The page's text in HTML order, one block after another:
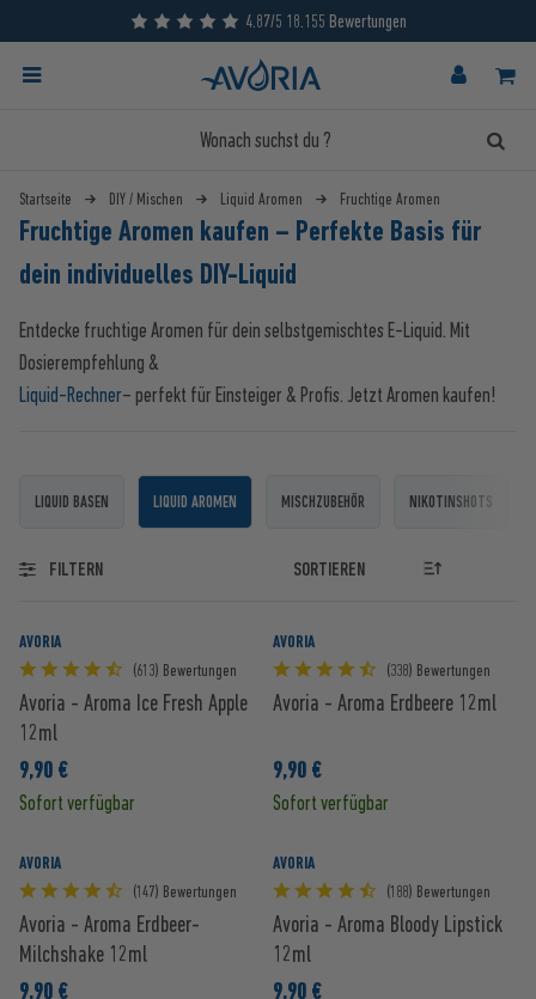
4.87/5 18.155 Bewertungen
Startseite DIY / Mischen Liquid Aromen Fruchtige Aromen
Fruchtige Aromen kaufen – Perfekte Basis für
dein individuelles DIY-Liquid
Entdecke fruchtige Aromen für dein selbstgemischtes E-Liquid. Mit
Dosierempfehlung &
Liquid-Rechner– perfekt für Einsteiger & Profis. Jetzt Aromen kaufen!
LIQUID BASEN LIQUID AROMEN MISCHZUBEHÖR NIKOTINSHOTS
FILTERN
AVORIA
(613) Bewertungen
Avoria - Aroma Ice Fresh Apple
12ml
9,90 €
Sofort verfügbar
AVORIA
(338) Bewertungen
Avoria - Aroma Erdbeere 12ml
9,90 €
Sofort verfügbar
AVORIA
(147) Bewertungen
Avoria - Aroma Erdbeer-
Milchshake 12ml
9,90 €
AVORIA
(188) Bewertungen
Avoria - Aroma Bloody Lipstick
12ml
9,90 €